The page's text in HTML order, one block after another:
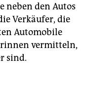
neben den Autos
Verkäufer, die
Automobile
vermitteln,
sind.